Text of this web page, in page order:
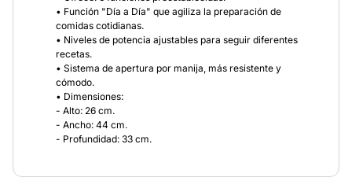
• Función "Día a Día" que agiliza la preparación de
comidas cotidianas.
• Niveles de potencia ajustables para seguir diferentes
recetas.
• Sistema de apertura por manija, más resistente y
cómodo.
• Dimensiones:
- Alto: 26 cm.
- Ancho: 44 cm.
- Profundidad: 33 cm.